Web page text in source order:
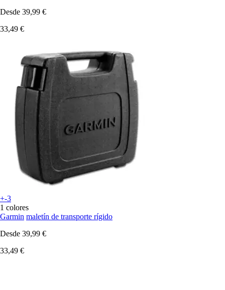
Desde 39,99 €
33,49 €
+-3
1 colores
Garmin maletín de transporte rígido
Desde 39,99 €
33,49 €